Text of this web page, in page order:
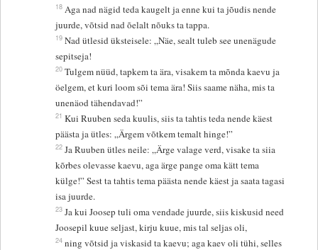
18 Aga nad nägid teda kaugelt ja enne kui ta jõudis nende
juurde, võtsid nad õelalt nõuks ta tappa.
19 Nad ütlesid üksteisele: „Näe, sealt tuleb see unenägude
sepitseja!
20 Tulgem nüüd, tapkem ta ära, visakem ta mõnda kaevu ja
öelgem, et kuri loom sõi tema ära! Siis saame näha, mis ta
unenäod tähendavad!”
21 Kui Ruuben seda kuulis, siis ta tahtis teda nende käest
päästa ja ütles: „Ärgem võtkem temalt hinge!”
22 Ja Ruuben ütles neile: „Ärge valage verd, visake ta siia
kõrbes olevasse kaevu, aga ärge pange oma kätt tema
külge!” Sest ta tahtis tema päästa nende käest ja saata tagasi
isa juurde.
23 Ja kui Joosep tuli oma vendade juurde, siis kiskusid need
Joosepil kuue seljast, kirju kuue, mis tal seljas oli,
24 ning võtsid ja viskasid ta kaevu; aga kaev oli tühi, selles